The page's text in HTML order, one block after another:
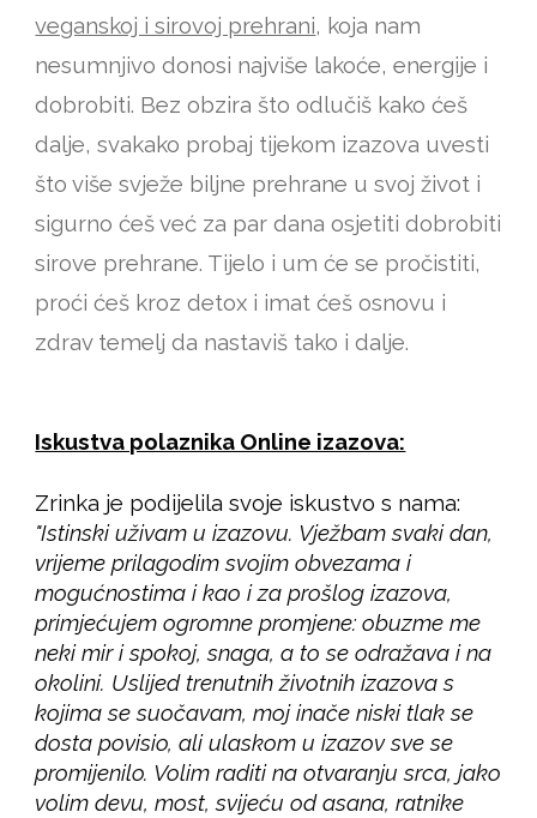
veganskoj i sirovoj prehrani, koja nam
nesumnjivo donosi najviše lakoće, energije i
dobrobiti. Bez obzira što odlučiš kako ćeš
dalje, svakako probaj tijekom izazova uvesti
što više svježe biljne prehrane u svoj život i
sigurno ćeš već za par dana osjetiti dobrobiti
sirove prehrane. Tijelo i um će se pročistiti,
proći ćeš kroz detox i imat ćeš osnovu i
zdrav temelj da nastaviš tako i dalje.
Iskustva polaznika Online izazova:
Zrinka je podijelila svoje iskustvo s nama:
"Istinski uživam u izazovu. Vježbam svaki dan,
vrijeme prilagodim svojim obvezama i
mogućnostima i kao i za prošlog izazova,
primjećujem ogromne promjene: obuzme me
neki mir i spokoj, snaga, a to se odražava i na
okolini. Uslijed trenutnih životnih izazova s
kojima se suočavam, moj inače niski tlak se
dosta povisio, ali ulaskom u izazov sve se
promijenilo. Volim raditi na otvaranju srca, jako
volim devu, most, svijeću od asana, ratnike